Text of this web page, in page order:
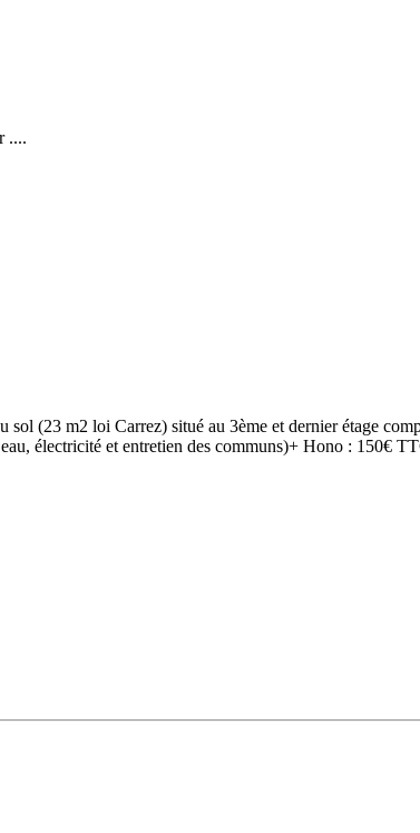
....
sol (23 m2 loi Carrez) situé au 3ème et dernier étage
électricité et entretien des communs)+ Hono : 150€